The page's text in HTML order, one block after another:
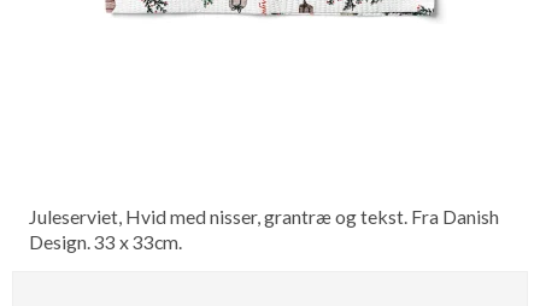
Juleserviet, Hvid med nisser, grantræ og tekst. Fra Danish
Design. 33 x 33cm.